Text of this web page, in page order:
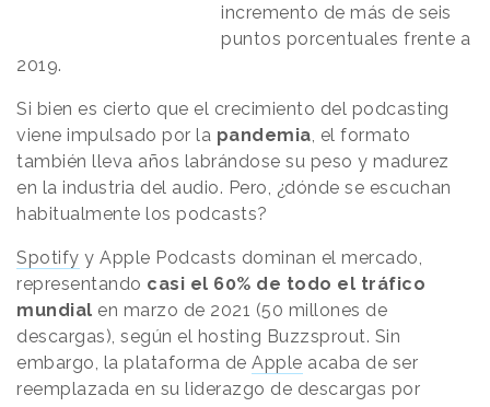
incremento de más de seis
puntos porcentuales frente a
2019.
Si bien es cierto que el crecimiento del podcasting
viene impulsado por la pandemia, el formato
también lleva años labrándose su peso y madurez
en la industria del audio. Pero, ¿dónde se escuchan
habitualmente los podcasts?
Spotify y Apple Podcasts dominan el mercado,
representando casi el 60% de todo el tráfico
mundial en marzo de 2021 (50 millones de
descargas), según el hosting Buzzsprout. Sin
embargo, la plataforma de Apple acaba de ser
reemplazada en su liderazgo de descargas por